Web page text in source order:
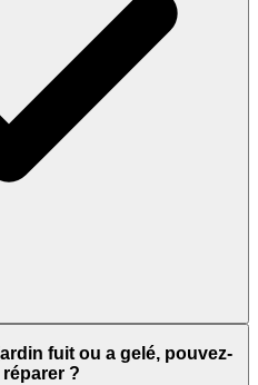
fuit ou a gelé, pouvez-
?